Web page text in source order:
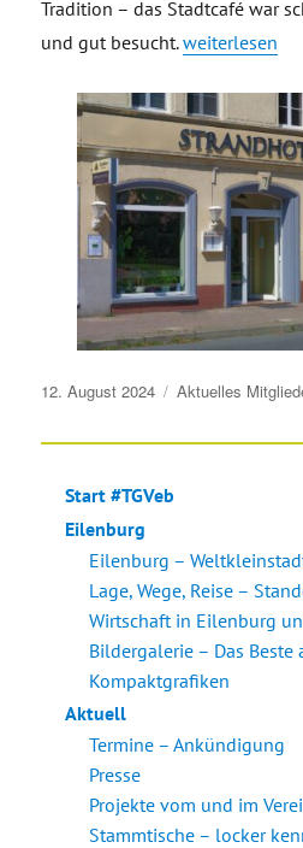
Tradition – das Stadtcafé war
und gut besucht.„Strandhotel –
weiterlesen
Veröffentlicht
12. August 2024 Aktuelles
Start #TGVeb
Eilenburg
Eilenburg –
Lage, Wege, Reise –
Wirtschaft in Eilenburg
Bildergalerie – Das Beste
Kompaktgrafiken
Aktuell
Termine – Ankündigung
Presse
Projekte vom und im
Stammtische – locker